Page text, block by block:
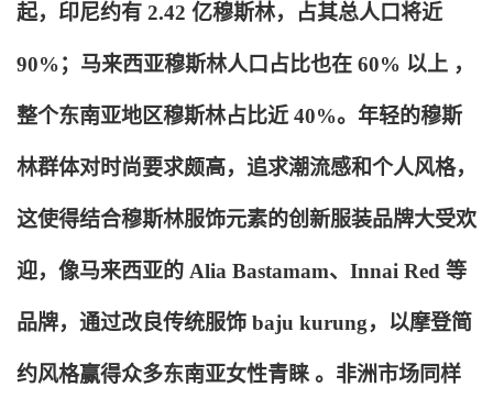
起，印尼约有 2.42 亿穆斯林，占其总人口将近
90%；马来西亚穆斯林人口占比也在 60% 以上 ，
整个东南亚地区穆斯林占比近 40%。年轻的穆斯
林群体对时尚要求颇高，追求潮流感和个人风格，
这使得结合穆斯林服饰元素的创新服装品牌大受欢
迎，像马来西亚的 Alia Bastamam、Innai Red 等
品牌，通过改良传统服饰 baju kurung，以摩登简
约风格赢得众多东南亚女性青睐 。非洲市场同样